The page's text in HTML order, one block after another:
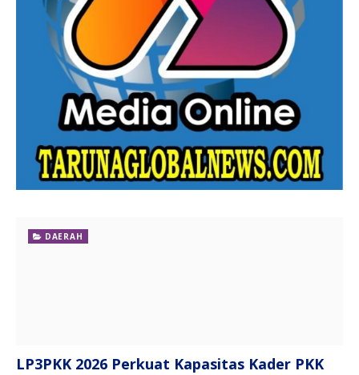
DAERAH
LP3PKK 2026 Perkuat Kapasitas Kader PKK